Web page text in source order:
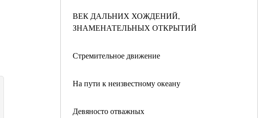
ВЕК ДАЛЬНИХ ХОЖДЕНИЙ,
ЗНАМЕНАТЕЛЬНЫХ ОТКРЫТИЙ
Стремительное движение
На пути к неизвестному океану
Девяносто отважных